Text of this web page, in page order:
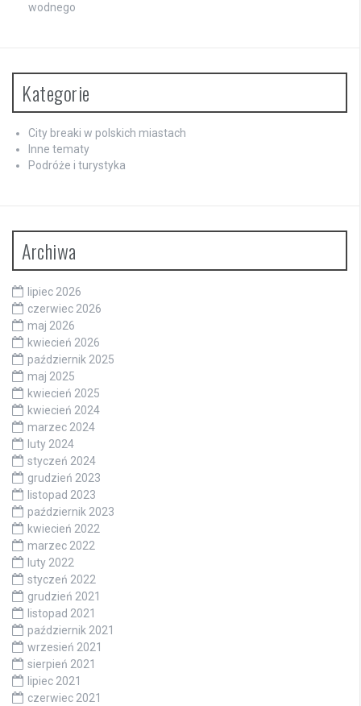
wodnego
Kategorie
City breaki w polskich miastach
Inne tematy
Podróże i turystyka
Archiwa
lipiec 2026
czerwiec 2026
maj 2026
kwiecień 2026
październik 2025
maj 2025
kwiecień 2025
kwiecień 2024
marzec 2024
luty 2024
styczeń 2024
grudzień 2023
listopad 2023
październik 2023
kwiecień 2022
marzec 2022
luty 2022
styczeń 2022
grudzień 2021
listopad 2021
październik 2021
wrzesień 2021
sierpień 2021
lipiec 2021
czerwiec 2021